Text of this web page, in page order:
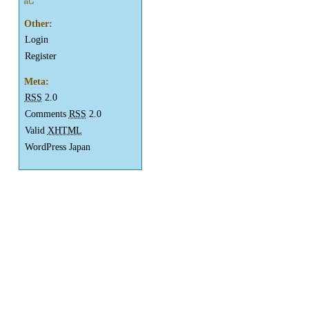
Other:
Login
Register
Meta:
RSS 2.0
Comments RSS 2.0
Valid XHTML
WordPress Japan